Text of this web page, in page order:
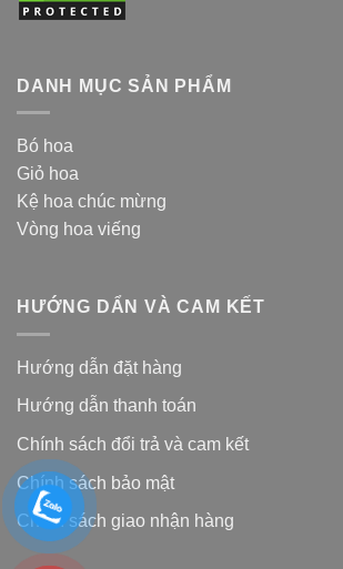
DANH MỤC SẢN PHẨM
Bó hoa
Giỏ hoa
Kệ hoa chúc mừng
Vòng hoa viếng
HƯỚNG DẨN VÀ CAM KẾT
Hướng dẫn đặt hàng
Hướng dẫn thanh toán
Chính sách đổi trả và cam kết
Chính sách bảo mật
Chính sách giao nhận hàng